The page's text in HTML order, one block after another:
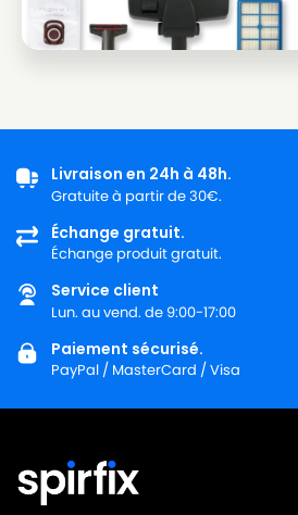
Livraison en 24h à 48h.
Gratuite à partir de 30€.
Échange gratuit.
Échange produit gratuit.
Service client
Lun. au vend. de 9:00-17:00
Paiement sécurisé.
PayPal / MasterCard / Visa